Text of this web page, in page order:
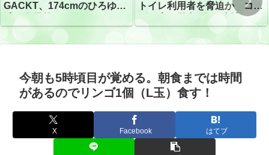
GACKT、174cmのひろゆき
トざわつき イベントでの写
真が話題
トイレ利用者を脅迫か コン
今朝も5時頃目が覚める。朝食までは時間
があるのでリンゴ1個（L玉）食す！
X Facebook はてブ